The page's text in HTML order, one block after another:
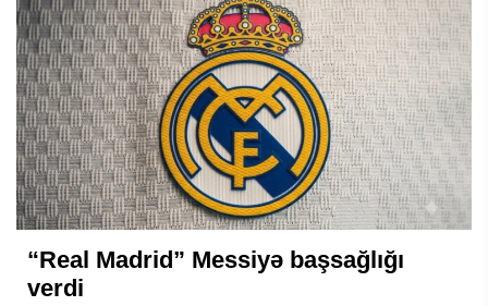
“Real Madrid” Messiyə başsağlığı
verdi